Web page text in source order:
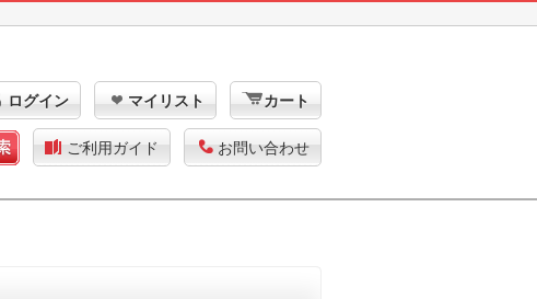
ログイン マイリスト カート
ご利用ガイド お問い合わせ